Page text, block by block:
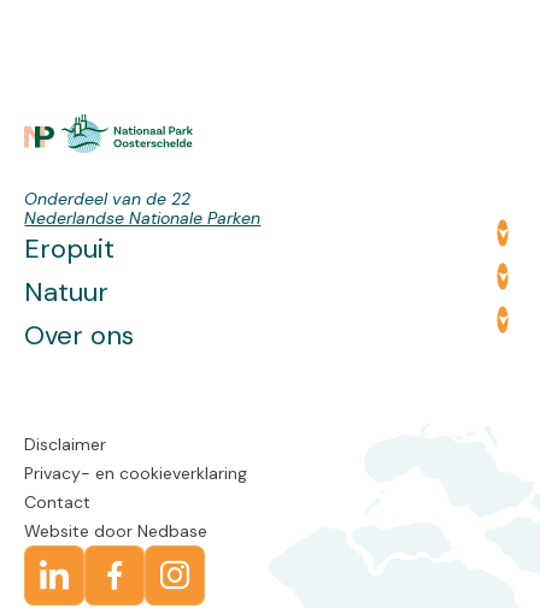
Onderdeel van de 22
Nederlandse Nationale Parken
Eropuit
Natuur
Over ons
Disclaimer
Privacy- en cookieverklaring
Contact
Website doorNedbase